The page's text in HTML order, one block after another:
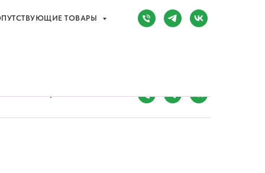
Сочи, Адлер,ул. Мира, д. 14
ТОВАРЫ
ТОВАРЫ